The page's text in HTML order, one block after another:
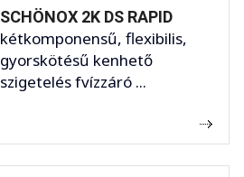
SCHÖNOX 2K DS RAPID
kétkomponensű, flexibilis,
gyorskötésű kenhető
szigetelés fvízzáró ...